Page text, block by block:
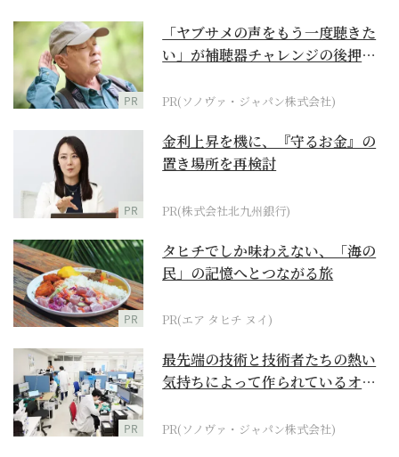
PR
「ヤブサメの声をもう一度聴きた
い」が補聴器チャレンジの後押し
PR(ソノヴァ・ジャパン株式会社)
PR
金利上昇を機に、『守るお金』の
置き場所を再検討
PR(株式会社北九州銀行)
PR
タヒチでしか味わえない、「海の
民」の記憶へとつながる旅
PR(エア タヒチ ヌイ)
PR
最先端の技術と技術者たちの熱い
気持ちによって作られているオー
PR(ソノヴァ・ジャパン株式会社)